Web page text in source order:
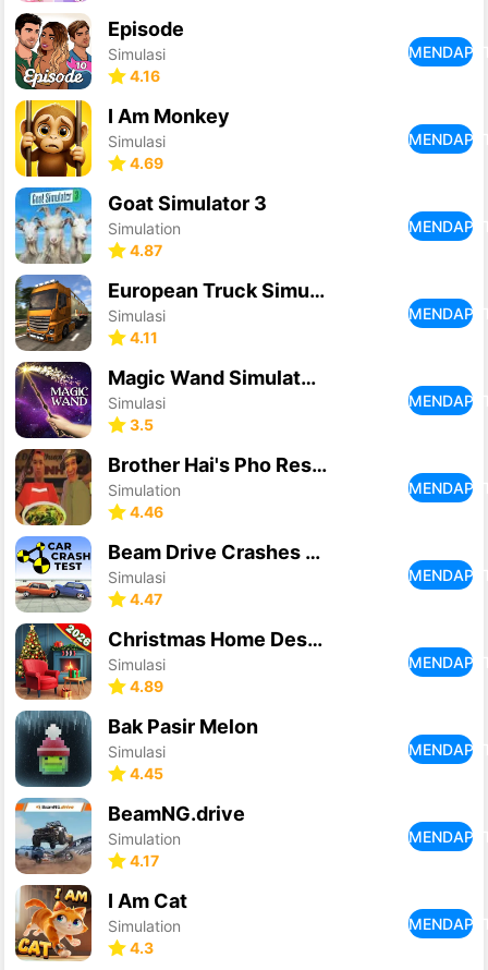
Episode
Simulasi
4.16
I Am Monkey
Simulasi
4.69
Goat Simulator 3
Simulation
4.87
European Truck Simulator
Simulasi
4.11
Magic Wand Simulator 3D
Simulasi
3.5
Brother Hai's Pho Restaurant
Simulation
4.46
Beam Drive Crashes Original 3D
Simulasi
4.47
Christmas Home Design Game
Simulasi
4.89
Bak Pasir Melon
Simulasi
4.45
BeamNG.drive
Simulation
4.17
I Am Cat
Simulation
4.3